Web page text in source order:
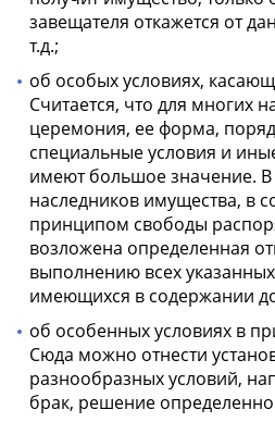
завещателя откажется от
т.д.;
об особых условиях,
Считается, что для многих
церемония, ее форма,
специальные условия и
имеют большое значение. В
наследников имущества, в
принципом свободы
возложена определенная
выполнению всех
имеющихся в содержании
об особенных условиях в
Сюда можно отнести
разнообразных условий,
брак, решение